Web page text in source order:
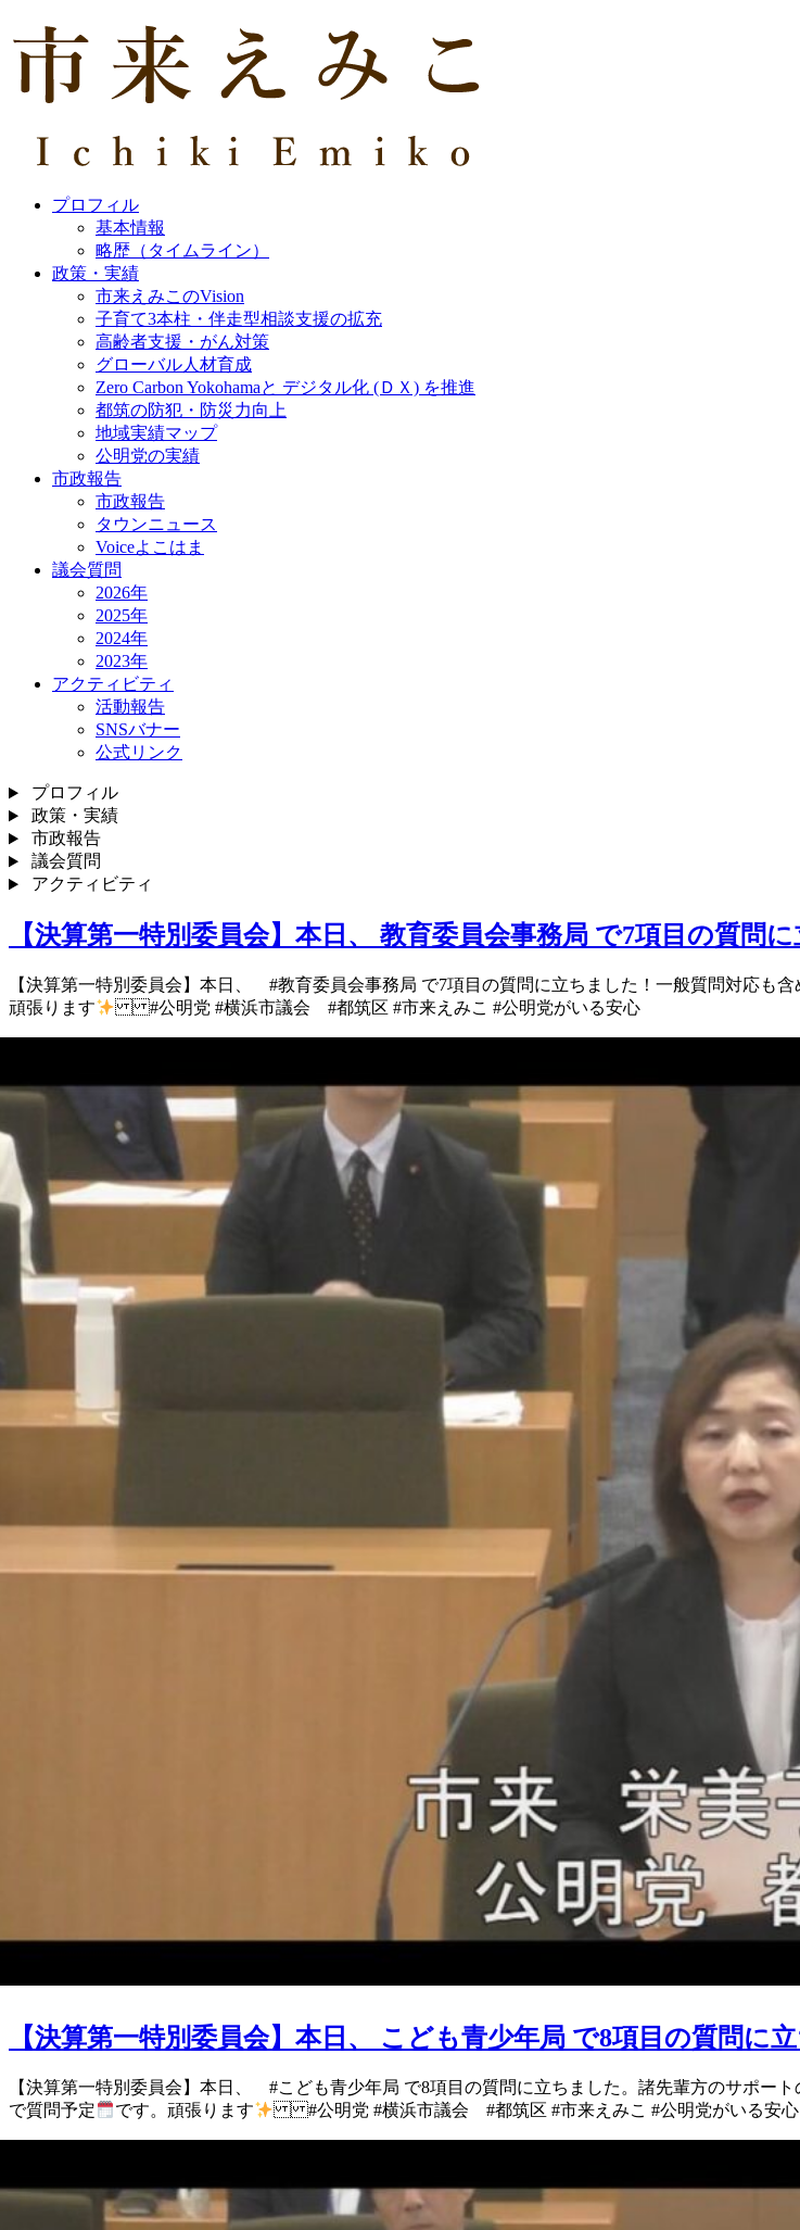
プロフィル
基本情報
略歴（タイムライン）
政策・実績
市来えみこのVision
子育て3本柱・伴走型相談支援の拡充
高齢者支援・がん対策
グローバル人材育成
Zero Carbon Yokohamaと デジタル化 (ＤＸ) を推進
都筑の防犯・防災力向上
地域実績マップ
公明党の実績
市政報告
市政報告
タウンニュース
Voiceよこはま
議会質問
2026年
2025年
2024年
2023年
アクティビティ
活動報告
SNSバナー
公式リンク
プロフィル
政策・実績
市政報告
議会質問
アクティビティ
【決算第一特別委員会】本日、 教育委員会事務局 で7項目の質問
【決算第一特別委員会】 本日、 #教育委員会事務局 で7項目の質問に立ちました！ 一般質問対応も
頑張ります
#公明党 #横浜市議会 #都筑区 #市来えみこ #公明党がいる安心
【決算第一特別委員会】本日、 こども青少年局 で8項目の質問に
【決算第一特別委員会】 本日、 #こども青少年局 で8項目の質問に立ちました。 諸先輩方のサポー
で質問予定
です。 頑張ります #公明党 #横浜市議会 #都筑区 #市来えみこ #公明党がいる安心